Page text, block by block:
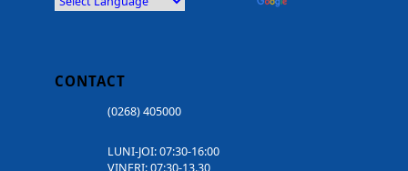
CONTACT
(0268) 405000
LUNI-JOI: 07:30-16:00
VINERI: 07:30-13.30